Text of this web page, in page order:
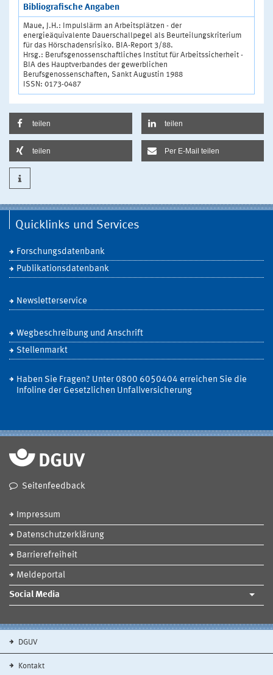
Bibliografische Angaben
Maue, J.H.: Impulslärm an Arbeitsplätzen - der
energieäquivalente Dauerschallpegel als Beurteilungskriterium
für das Hörschadensrisiko. BIA-Report 3/88.
Hrsg.: Berufsgenossenschaftliches Institut für Arbeitssicherheit -
BIA des Hauptverbandes der gewerblichen
Berufsgenossenschaften, Sankt Augustin 1988
ISSN: 0173-0487
teilen teilen
teilen Per E-Mail teilen
Quicklinks und Services
Forschungsdatenbank
Publikationsdatenbank
Newsletterservice
Wegbeschreibung und Anschrift
Stellenmarkt
Haben Sie Fragen? Unter 0800 6050404 erreichen Sie die
Infoline der Gesetzlichen Unfallversicherung
Seitenfeedback
Impressum
Datenschutzerklärung
Barrierefreiheit
Meldeportal
Social Media
DGUV
Kontakt